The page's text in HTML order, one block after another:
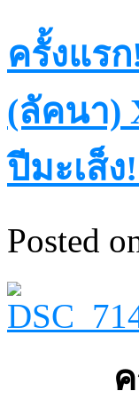
ครั้งแร
(ลัคนา)
ปีมะเส็ง
Posted
ครั้ง